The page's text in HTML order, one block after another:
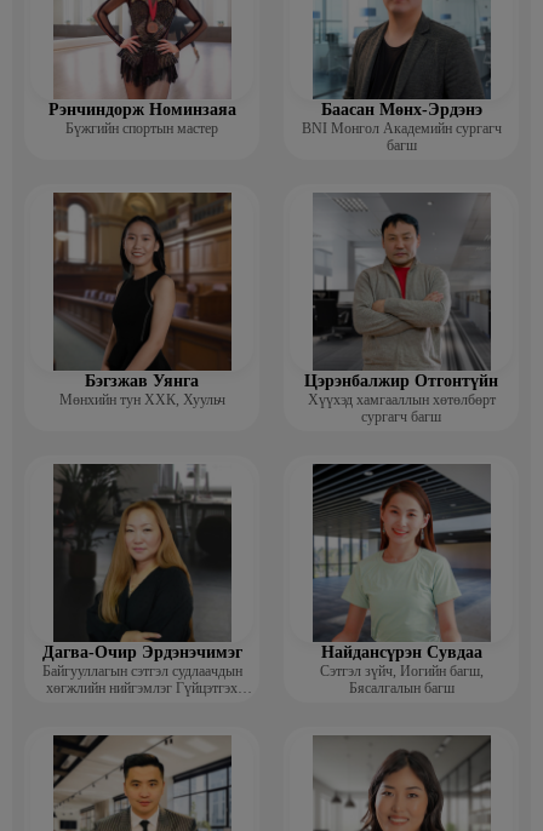
Рэнчиндорж Номинзаяа
Бүжгийн спортын мастер
Баасан Мөнх-Эрдэнэ
BNI Монгол Академийн сургагч
багш
Бэгзжав Уянга
Мөнхийн тун ХХК, Хуульч
Цэрэнбалжир Отгонтүйн
Хүүхэд хамгааллын хөтөлбөрт
сургагч багш
Дагва-Очир Эрдэнэчимэг
Байгууллагын сэтгэл судлаачдын
хөгжлийн нийгэмлэг Гүйцэтгэх
Найдансүрэн Сувдаа
Сэтгэл зүйч, Иогийн багш,
Бясалгалын багш